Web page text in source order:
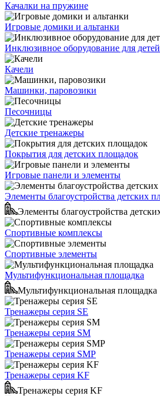
Качалки на пружине
Игровые домики и альтанки
Инклюзивное оборудование для
Качели
Машинки, паровозики
Песочницы
Детские тренажеры
Покрытия для детских площадок
Игровые панели и элементы
Элементы благоустройства детских
Элементы благоустройства
Спортивные комплексы
Спортивные элементы
Мультифункциональная площадка
Мультифункциональная площадка
Тренажеры серия SE
Тренажеры серия SM
Тренажеры серия SMP
Тренажеры серия KF
Тренажеры серия KF